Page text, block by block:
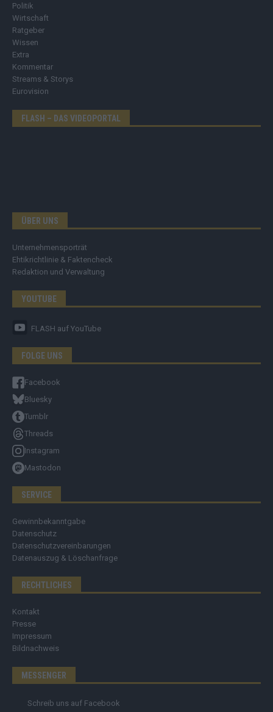
Politik
Wirtschaft
Ratgeber
Wissen
Extra
Kommentar
Streams & Storys
Eurovision
FLASH – DAS VIDEOPORTAL
ÜBER UNS
Unternehmensporträt
Ehtikrichtlinie & Faktencheck
Redaktion und Verwaltung
YOUTUBE
FLASH auf YouTube
FOLGE UNS
Facebook
Bluesky
Tumblr
Threads
Instagram
Mastodon
SERVICE
Gewinnbekanntgabe
Datenschutz
Datenschutzvereinbarungen
Datenauszug & Löschanfrage
RECHTLICHES
Kontakt
Presse
Impressum
Bildnachweis
MESSENGER
Schreib uns auf Facebook